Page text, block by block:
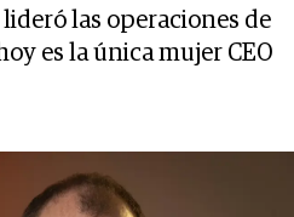
las operaciones de
es la única mujer CEO